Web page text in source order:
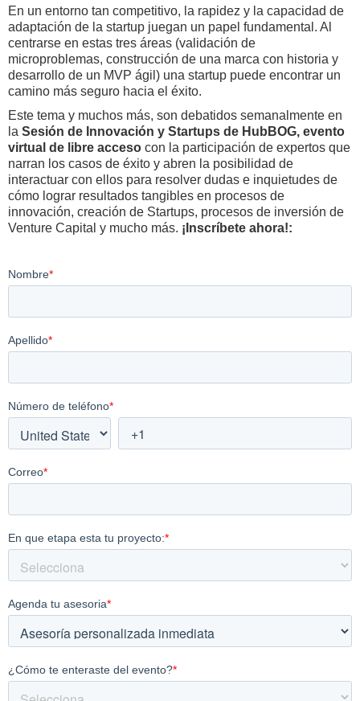
En un entorno tan competitivo, la rapidez y la capacidad de
adaptación de la startup juegan un papel fundamental. Al
centrarse en estas tres áreas (validación de
microproblemas, construcción de una marca con historia y
desarrollo de un MVP ágil) una startup puede encontrar un
camino más seguro hacia el éxito.
Este tema y muchos más, son debatidos semanalmente en
la Sesión de Innovación y Startups de HubBOG, evento
virtual de libre acceso con la participación de expertos que
narran los casos de éxito y abren la posibilidad de
interactuar con ellos para resolver dudas e inquietudes de
cómo lograr resultados tangibles en procesos de
innovación, creación de Startups, procesos de inversión de
Venture Capital y mucho más. ¡Inscríbete ahora!: